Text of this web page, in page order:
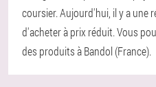
coursier. Aujourd'hui, il y a une
d'acheter à prix réduit. Vous
des produits à Bandol (France).